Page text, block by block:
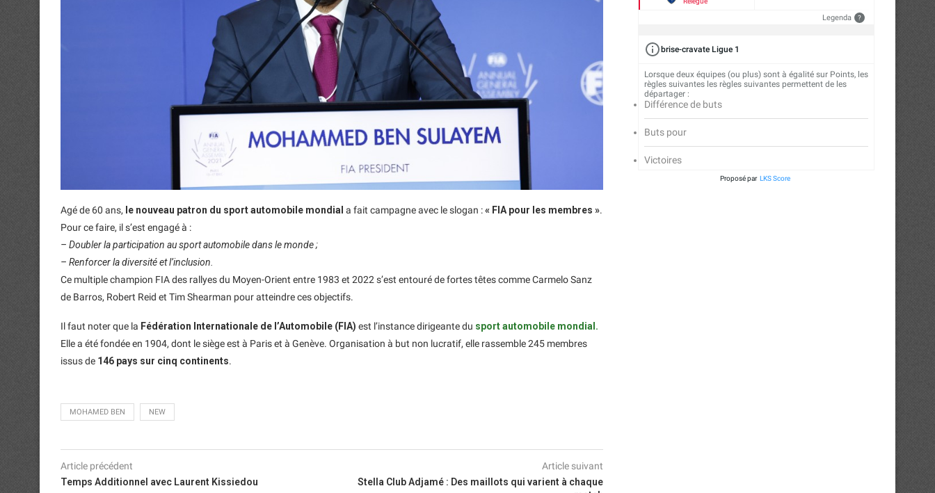
Agé de 60 ans, le nouveau patron du sport automobile mondial a fait campagne avec le slogan :« FIA pour les membres ».
Pour ce faire, il s’est engagé à :
– Doubler la participation au sport automobile dans le monde ;
– Renforcer la diversité et l’inclusion.
Ce multiple champion FIA des rallyes du Moyen-Orient entre 1983 et 2022 s’est entouré de fortes têtes comme Carmelo Sanz
de Barros, Robert Reid et Tim Shearman pour atteindre ces objectifs.
Il faut noter que la Fédération Internationale de l’Automobile (FIA) est l’instance dirigeante du sport automobile mondial.
Elle a été fondée en 1904, dont le siège est à Paris et à Genève. Organisation à but non lucratif, elle rassemble 245 membres
issus de 146 pays sur cinq continents.
MOHAMED BEN NEW
Article précédent
Temps Additionnel avec Laurent Kissiedou
Article suivant
Stella Club Adjamé : Des maillots qui varient à chaque
Legenda ?
brise-cravate Ligue 1
Lorsque deux équipes (ou plus) sont à égalité sur Points, les
règles suivantes les règles suivantes permettent de les
départager :
Différence de buts
Buts pour
Victoires
Proposé par LKS Score